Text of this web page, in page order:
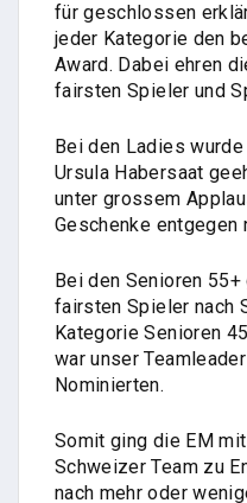
für geschlossen
jeder Kategorie den
Award. Dabei ehren
fairsten Spieler und
Bei den Ladies
Ursula Habersaat
unter grossem
Geschenke entgegen
Bei den Senioren
fairsten Spieler nach
Kategorie Senioren
war unser
Nominierten.
Somit ging die EM
Schweizer Team zu
nach mehr oder